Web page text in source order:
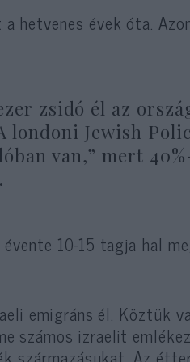
hetvenes évek óta.
zsidó él az
londoni Jewish
van,” mert
10-15 tagja hal
emigráns él. Köztük
számos izraelit